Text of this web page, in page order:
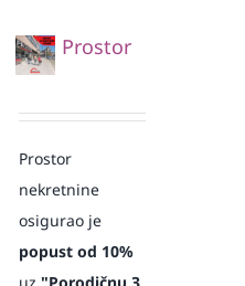
Prostor
Prostor
nekretnine
osigurao je
popust od 10%
uz"Porodičnu 3